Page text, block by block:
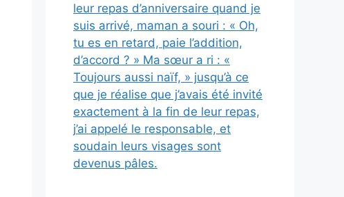
leur repas d’anniversaire quand je
suis arrivé, maman a souri : « Oh,
tu es en retard, paie l’addition,
d’accord ? » Ma sœur a ri : «
Toujours aussi naïf, » jusqu’à ce
que je réalise que j’avais été invité
exactement à la fin de leur repas,
j’ai appelé le responsable, et
soudain leurs visages sont
devenus pâles.